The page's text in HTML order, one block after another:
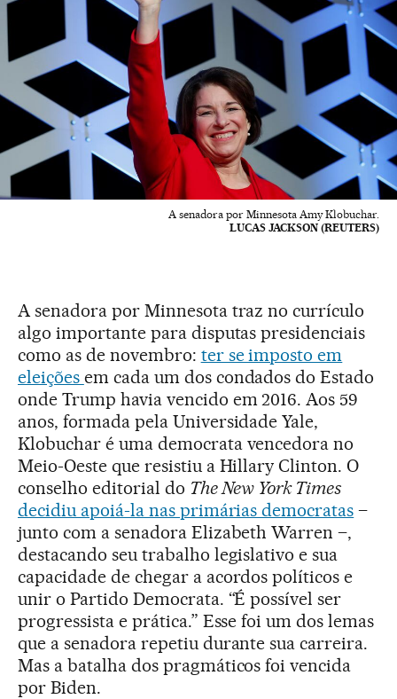
A senadora por Minnesota Amy Klobuchar.
LUCAS JACKSON (REUTERS)
A senadora por Minnesota traz no currículo
algo importante para disputas presidenciais
como as de novembro: ter se imposto em
eleições em cada um dos condados do Estado
onde Trump havia vencido em 2016. Aos 59
anos, formada pela Universidade Yale,
Klobuchar é uma democrata vencedora no
Meio-Oeste que resistiu a Hillary Clinton. O
conselho editorial do The New York Times
decidiu apoiá-la nas primárias democratas –
junto com a senadora Elizabeth Warren –,
destacando seu trabalho legislativo e sua
capacidade de chegar a acordos políticos e
unir o Partido Democrata. “É possível ser
progressista e prática.” Esse foi um dos lemas
que a senadora repetiu durante sua carreira.
Mas a batalha dos pragmáticos foi vencida
por Biden.